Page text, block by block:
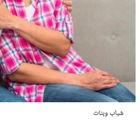
شباب وبنات